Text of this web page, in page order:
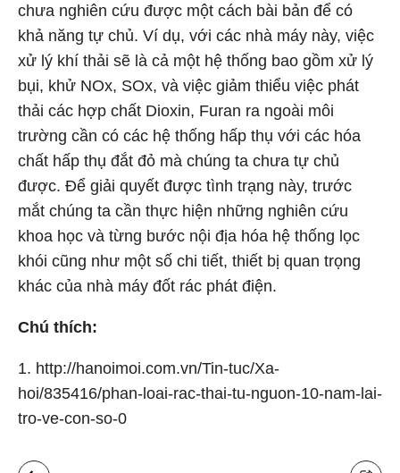
chưa nghiên cứu được một cách bài bản để có
khả năng tự chủ. Ví dụ, với các nhà máy này, việc
xử lý khí thải sẽ là cả một hệ thống bao gồm xử lý
bụi, khử NOx, SOx, và việc giảm thiểu việc phát
thải các hợp chất Dioxin, Furan ra ngoài môi
trường cần có các hệ thống hấp thụ với các hóa
chất hấp thụ đắt đỏ mà chúng ta chưa tự chủ
được. Để giải quyết được tình trạng này, trước
mắt chúng ta cần thực hiện những nghiên cứu
khoa học và từng bước nội địa hóa hệ thống lọc
khói cũng như một số chi tiết, thiết bị quan trọng
khác của nhà máy đốt rác phát điện.
Chú thích:
1. http://hanoimoi.com.vn/Tin-tuc/Xa-
hoi/835416/phan-loai-rac-thai-tu-nguon-10-nam-lai-
tro-ve-con-so-0